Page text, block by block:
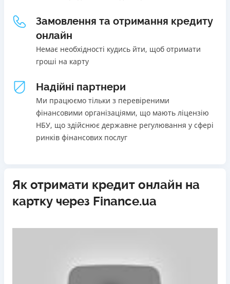
Погашення
В касах і терміналах відділень
Онлайн (через сайт або інтернет-банкінг)
Через термінали самообслуговування
Через термінали Приватбанку
Ліцензія НБУ
Ліцензія переоформлена 27.03.2024 р.
Вся інформація про кредит
ОТРИМАТИ ПОЗИКУ
Щомісячна комісія
від 0%
Переваги
Акція: ставка 0,01% на перший платіж за умови
Швидкий онлайн кредит на банківську картку без
застави та поручителів;
Процес повністю автоматизований і займає до 5
хвилин;
Видача коштів відбувається цілодобово по всій
Недоліки
Нема програми лояльності для постійних клієнтів
Нема кредиту для юросіб (ФОП)
Telegram, Facebook
Онлайн (через сайт або інтернет-банкінг)
Замовлення та отримання кредиту
онлайн
Немає необхідності кудись йти, щоб отримати
гроші на карту
Надійні партнери
Ми працюємо тільки з перевіреними
фінансовими організаціями, що мають ліцензію
НБУ, що здійснює державне регулювання у сфері
ринків фінансових послуг
Як отримати кредит онлайн на
картку через Finance.ua